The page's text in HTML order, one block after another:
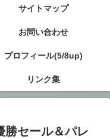
サイトマップ
お問い合わせ
プロフィール(5/8up)
リンク集
勝セール＆パレ